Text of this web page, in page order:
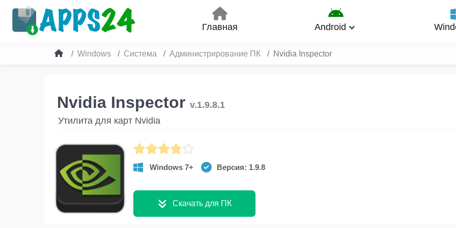
Главная Android
Windows Система Администрирование ПК Nvidia Inspector
Nvidia Inspector v.1.9.8.1
Утилита для карт Nvidia
Windows 7+ Версия: 1.9.8
Скачать для ПК